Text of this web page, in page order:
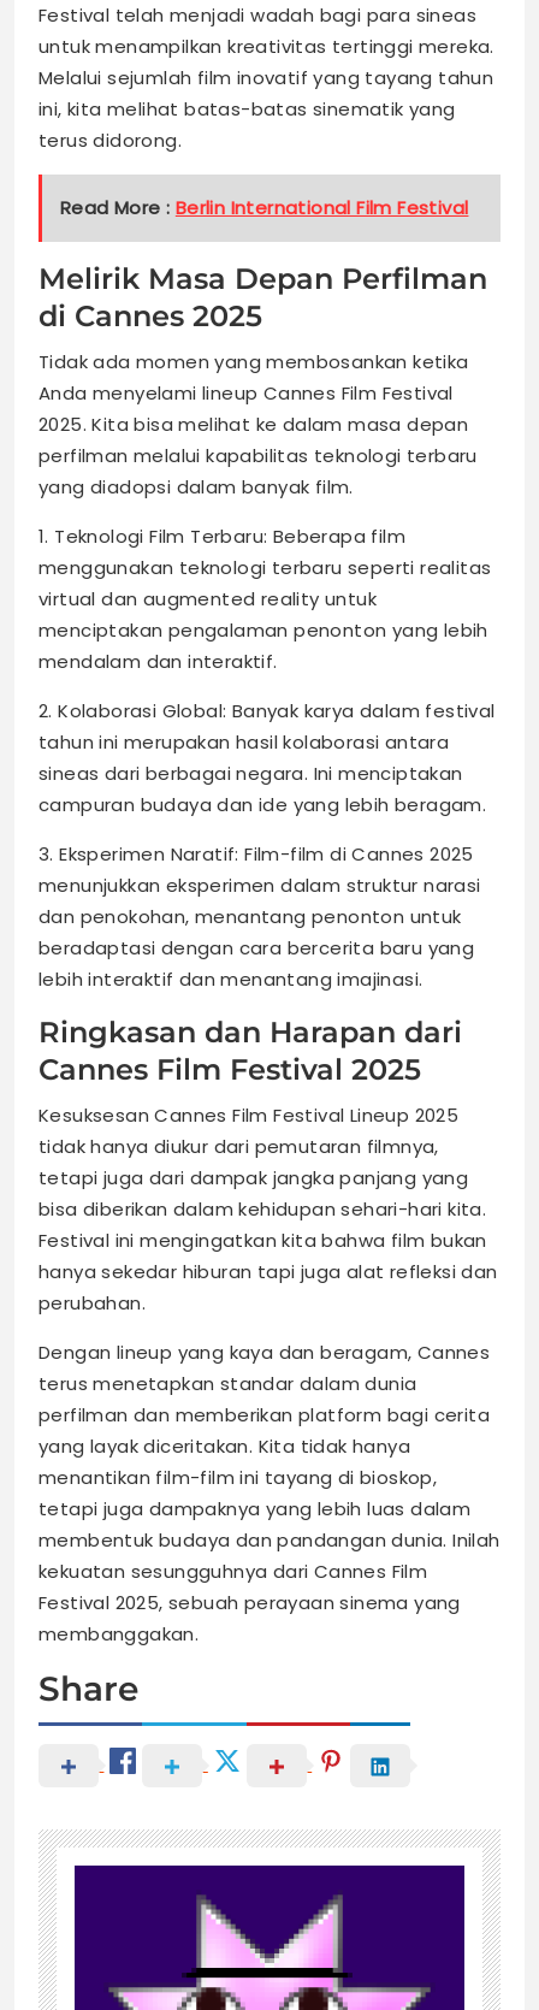
Festival telah menjadi wadah bagi para sineas
untuk menampilkan kreativitas tertinggi mereka.
Melalui sejumlah film inovatif yang tayang tahun
ini, kita melihat batas-batas sinematik yang
terus didorong.
Read More : Berlin International Film Festival
Melirik Masa Depan Perfilman
di Cannes 2025
Tidak ada momen yang membosankan ketika
Anda menyelami lineup Cannes Film Festival
2025. Kita bisa melihat ke dalam masa depan
perfilman melalui kapabilitas teknologi terbaru
yang diadopsi dalam banyak film.
1. Teknologi Film Terbaru: Beberapa film
menggunakan teknologi terbaru seperti realitas
virtual dan augmented reality untuk
menciptakan pengalaman penonton yang lebih
mendalam dan interaktif.
2. Kolaborasi Global: Banyak karya dalam festival
tahun ini merupakan hasil kolaborasi antara
sineas dari berbagai negara. Ini menciptakan
campuran budaya dan ide yang lebih beragam.
3. Eksperimen Naratif: Film-film di Cannes 2025
menunjukkan eksperimen dalam struktur narasi
dan penokohan, menantang penonton untuk
beradaptasi dengan cara bercerita baru yang
lebih interaktif dan menantang imajinasi.
Ringkasan dan Harapan dari
Cannes Film Festival 2025
Kesuksesan Cannes Film Festival Lineup 2025
tidak hanya diukur dari pemutaran filmnya,
tetapi juga dari dampak jangka panjang yang
bisa diberikan dalam kehidupan sehari-hari kita.
Festival ini mengingatkan kita bahwa film bukan
hanya sekedar hiburan tapi juga alat refleksi dan
perubahan.
Dengan lineup yang kaya dan beragam, Cannes
terus menetapkan standar dalam dunia
perfilman dan memberikan platform bagi cerita
yang layak diceritakan. Kita tidak hanya
menantikan film-film ini tayang di bioskop,
tetapi juga dampaknya yang lebih luas dalam
membentuk budaya dan pandangan dunia. Inilah
kekuatan sesungguhnya dari Cannes Film
Festival 2025, sebuah perayaan sinema yang
membanggakan.
Share